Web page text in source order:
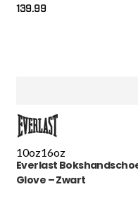
139.99
10oz16oz
Everlast
Glove – Zwart